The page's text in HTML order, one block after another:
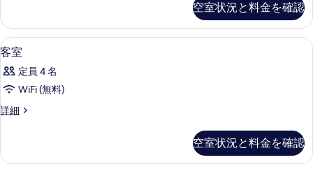
の
写
真
を
示
る
細
ー
ム
（2025
年
4
月
す
プ
ル
ル
ム
（2025
4
詳
空室状況と料金を確認
客
室
の
べ
の
1
客室
定員 4 名
WiFi (無料)
詳細
客
細
空室状況と料金を確認